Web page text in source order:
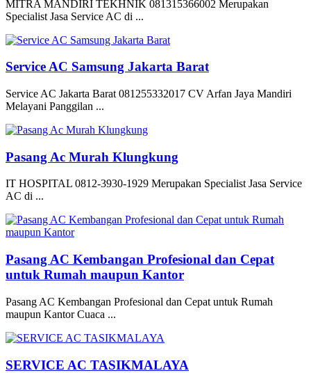
MITRA MANDIRI TEKHNIK 081315366002 Merupakan
Specialist Jasa Service AC di ...
Service AC Samsung Jakarta Barat
Service AC Jakarta Barat 081255332017 CV Arfan Jaya Mandiri
Melayani Panggilan ...
Pasang Ac Murah Klungkung
IT HOSPITAL 0812-3930-1929 Merupakan Specialist Jasa Service
AC di ...
Pasang AC Kembangan Profesional dan Cepat
untuk Rumah maupun Kantor
Pasang AC Kembangan Profesional dan Cepat untuk Rumah
maupun Kantor Cuaca ...
SERVICE AC TASIKMALAYA